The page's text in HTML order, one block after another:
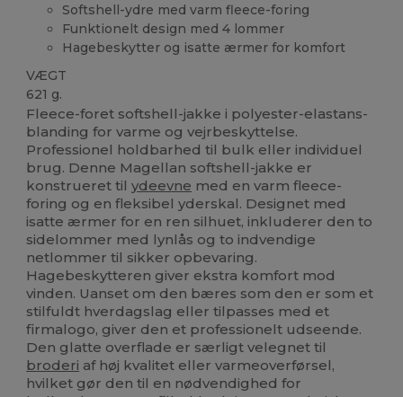
Softshell-ydre med varm fleece-foring
Funktionelt design med 4 lommer
Hagebeskytter og isatte ærmer for komfort
VÆGT
621 g.
Fleece-foret softshell-jakke i polyester-elastans-
blanding for varme og vejrbeskyttelse.
Professionel holdbarhed til bulk eller individuel
brug. Denne Magellan softshell-jakke er
konstrueret tilydeevne med en varm fleece-
foring og en fleksibel yderskal. Designet med
isatte ærmer for en ren silhuet, inkluderer den to
sidelommer med lynlås og to indvendige
netlommer til sikker opbevaring.
Hagebeskytteren giver ekstra komfort mod
vinden. Uanset om den bæres som den er som et
stilfuldt hverdagslag eller tilpasses med et
firmalogo, giver den et professionelt udseende.
Den glatte overflade er særligt velegnet til
broderi af høj kvalitet eller varmeoverførsel,
hvilket gør den til en nødvendighed for